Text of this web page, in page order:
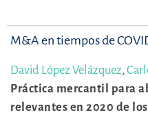
M&A en tiempos de
David López Velázquez,
Práctica mercantil para
relevantes en 2020 de